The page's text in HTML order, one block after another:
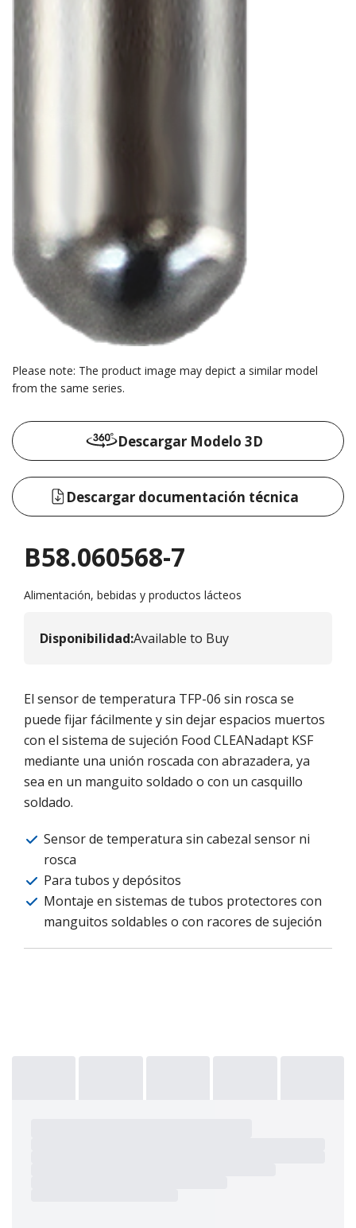
Please note: The product image may depict a similar model
from the same series.
Descargar Modelo 3D
Descargar documentación técnica
B58.060568-7
Alimentación, bebidas y productos lácteos
Disponibilidad:Available to Buy
El sensor de temperatura TFP-06 sin rosca se
puede fijar fácilmente y sin dejar espacios muertos
con el sistema de sujeción Food CLEANadapt KSF
mediante una unión roscada con abrazadera, ya
sea en un manguito soldado o con un casquillo
soldado.
Sensor de temperatura sin cabezal sensor ni
rosca
Para tubos y depósitos
Montaje en sistemas de tubos protectores con
manguitos soldables o con racores de sujeción